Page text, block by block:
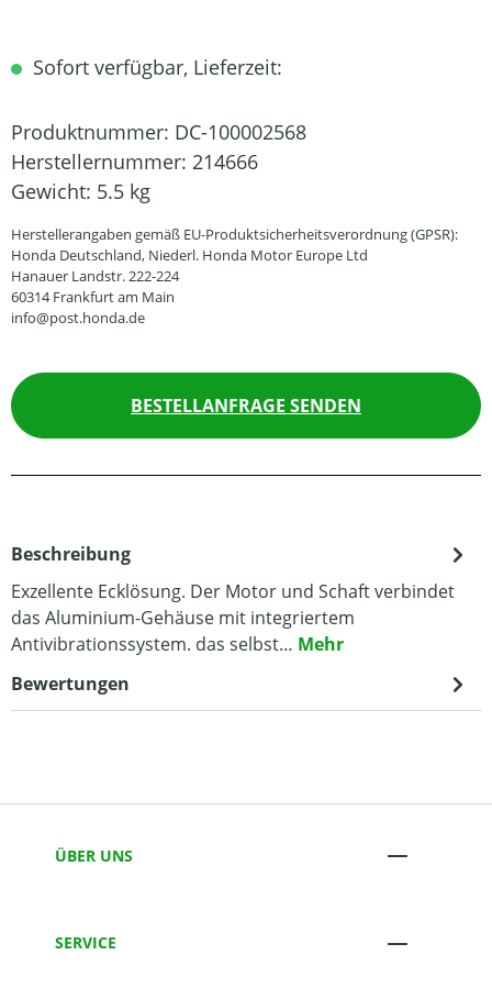
Sofort verfügbar, Lieferzeit:
Produktnummer: DC-100002568
Herstellernummer: 214666
Gewicht: 5.5 kg
Herstellerangaben gemäß EU-Produktsicherheitsverordnung (GPSR):
Honda Deutschland, Niederl. Honda Motor Europe Ltd
Hanauer Landstr. 222-224
60314 Frankfurt am Main
info@post.honda.de
BESTELLANFRAGE SENDEN
Beschreibung
Exzellente Ecklösung. Der Motor und Schaft verbindet
das Aluminium-Gehäuse mit integriertem
Antivibrationssystem. das selbst… Mehr
Bewertungen
ÜBER UNS
SERVICE